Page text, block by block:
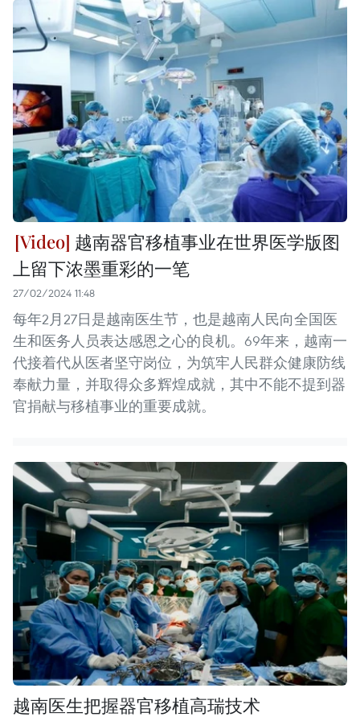
越南器官移植事业在世界医学版图
上留下浓墨重彩的一笔
27/02/2024 11:48
每年2月27日是越南医生节，也是越南人民向全国医
生和医务人员表达感恩之心的良机。69年来，越南一
代接着代从医者坚守岗位，为筑牢人民群众健康防线
奉献力量，并取得众多辉煌成就，其中不能不提到器
官捐献与移植事业的重要成就。
越南医生把握器官移植高瑞技术